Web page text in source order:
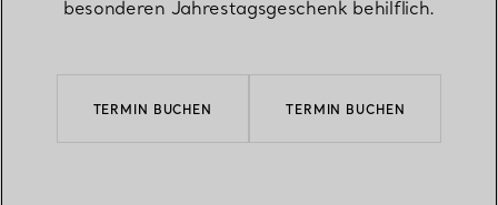
besonderen Jahrestagsgeschenk behilflich.
TERMIN BUCHEN TERMIN BUCHEN